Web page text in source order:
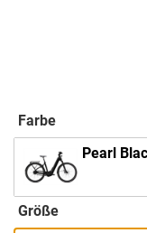
Farbe
Pearl
Größe